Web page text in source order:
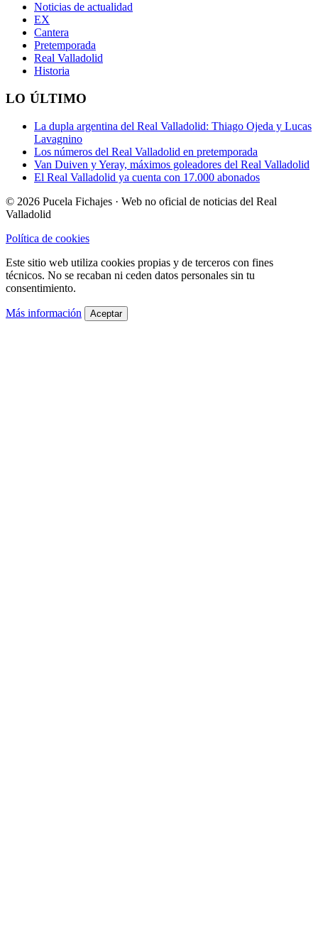
Noticias de actualidad
EX
Cantera
Pretemporada
Real Valladolid
Historia
LO ÚLTIMO
La dupla argentina del Real Valladolid: Thiago Ojeda y Lucas
Lavagnino
Los números del Real Valladolid en pretemporada
Van Duiven y Yeray, máximos goleadores del Real Valladolid
El Real Valladolid ya cuenta con 17.000 abonados
© 2026 Pucela Fichajes · Web no oficial de noticias del Real
Valladolid
Política de cookies
Este sitio web utiliza cookies propias y de terceros con fines
técnicos. No se recaban ni ceden datos personales sin tu
consentimiento.
Más información Aceptar